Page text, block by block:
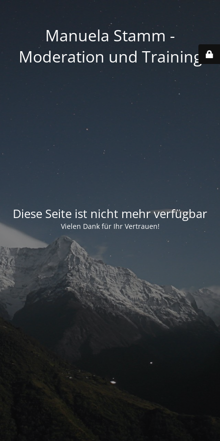
Manuela Stamm -
Moderation und Training
Diese Seite ist nicht mehr verfügbar
Vielen Dank für Ihr Vertrauen!